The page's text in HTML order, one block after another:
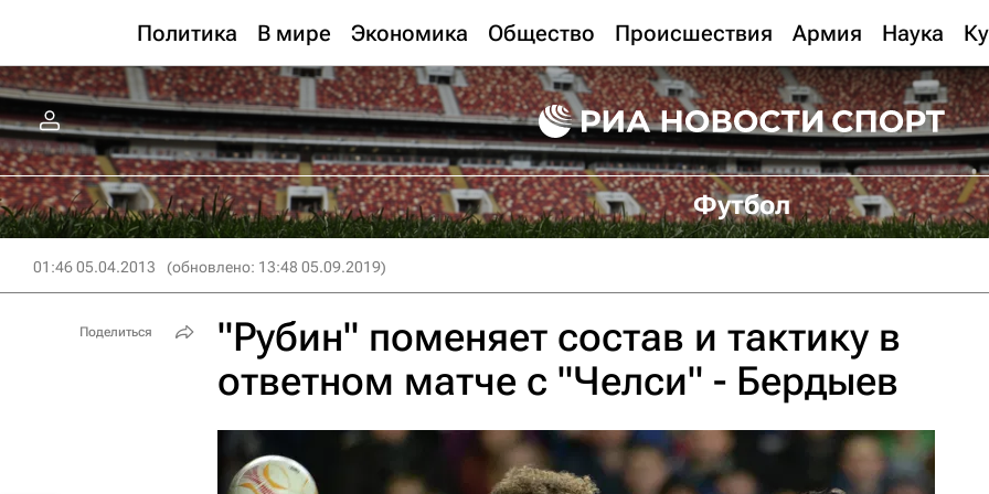
Политика В мире Экономика Общество Происшествия Армия Наука
Футбол
01:46 05.04.2013 (обновлено: 13:48 05.09.2019)
"Рубин" поменяет состав и тактику в
ответном матче с "Челси" - Бердыев
Поделиться